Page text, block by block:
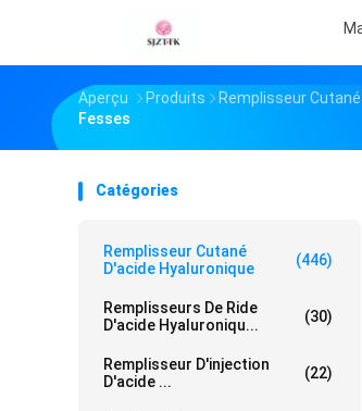
Aperçu Produits Remplisseur
Fesses
Catégories
Remplisseur Cutané
D'acide Hyaluronique
(446)
Remplisseurs De Ride
D'acide Hyaluroniqu...
(30)
Remplisseur D'injection
D'acide ...
(22)